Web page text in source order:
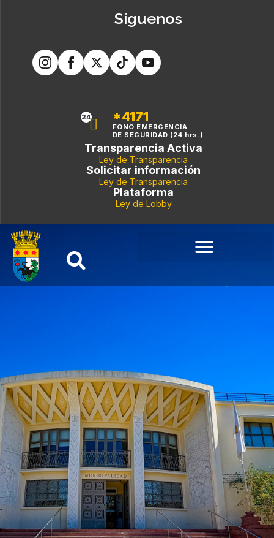
Síguenos
24 *4171
FONO EMERGENCIA
DE SEGURIDAD (24 hrs.)
Transparencia Activa
Ley de Transparencia
Solicitar información
Ley de Transparencia
Plataforma
Ley de Lobby